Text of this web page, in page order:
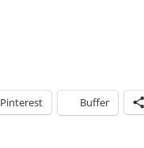
Pinterest Buffer